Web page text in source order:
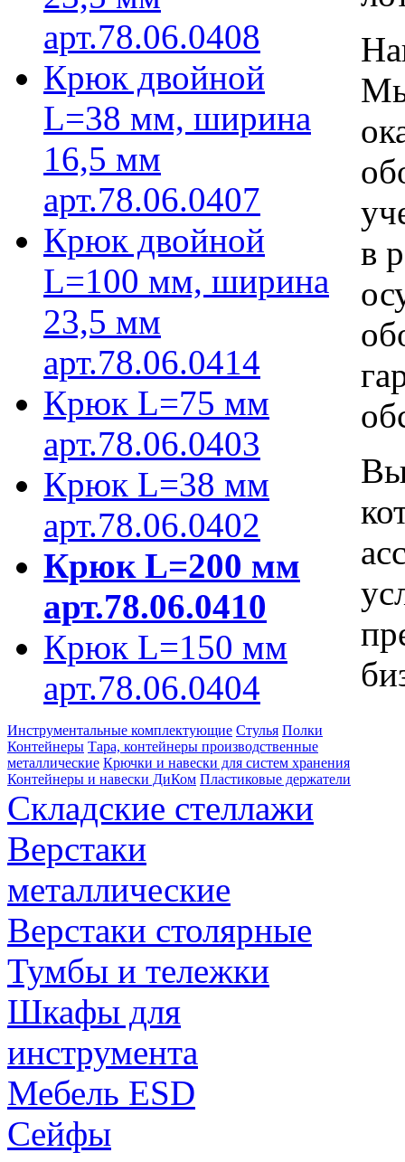
арт.78.06.0408
Крюк двойной
L=38 мм, ширина
16,5 мм
арт.78.06.0407
Крюк двойной
L=100 мм, ширина
23,5 мм
арт.78.06.0414
Крюк L=75 мм
арт.78.06.0403
Крюк L=38 мм
арт.78.06.0402
Крюк L=200 мм
арт.78.06.0410
Крюк L=150 мм
арт.78.06.0404
Инструментальные комплектующие Стулья Полки
Контейнеры Тара, контейнеры производственные
металлические Крючки и навески для систем хранения
Контейнеры и навески ДиКом Пластиковые держатели
Складские стеллажи
Верстаки
металлические
Верстаки столярные
Тумбы и тележки
Шкафы для
инструмента
Мебель ESD
Сейфы
в